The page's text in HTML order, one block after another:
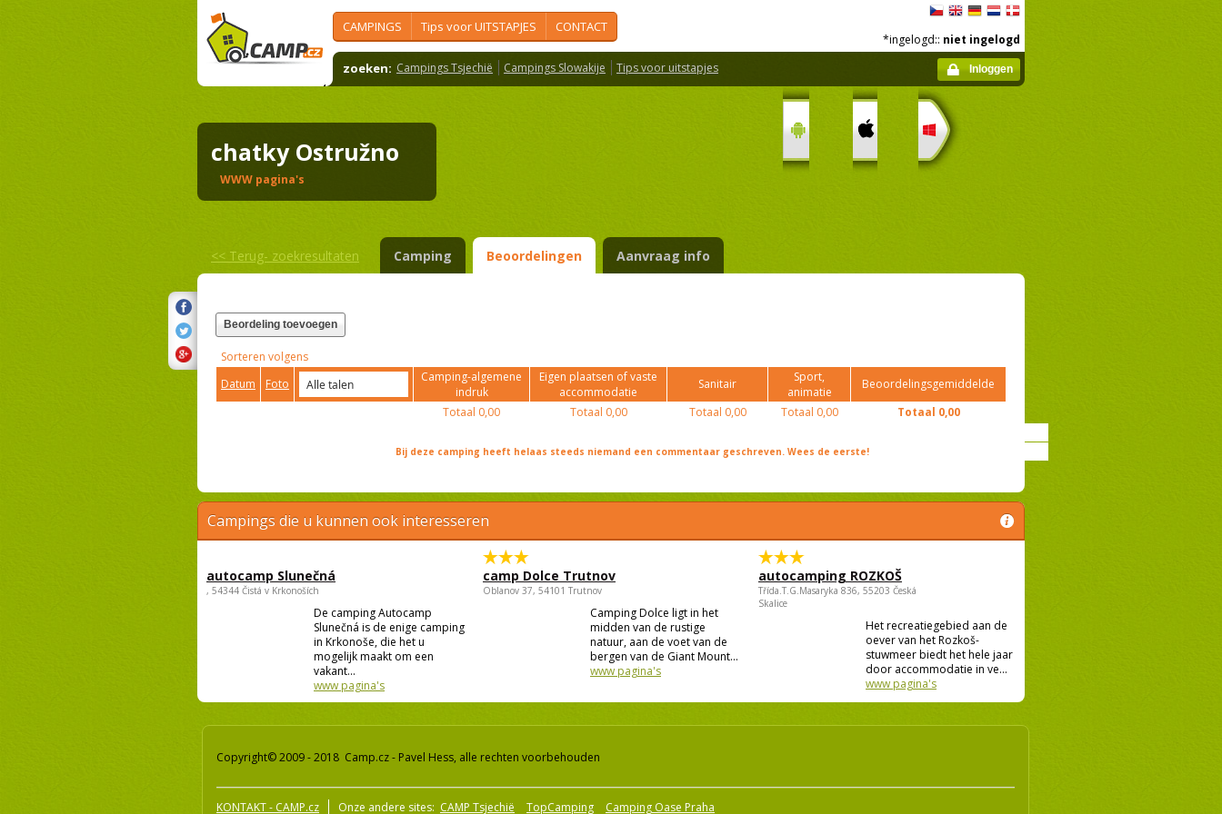
CAMPINGS Tips voor UITSTAPJES CONTACT
zoeken: Campings Tsjechië Campings Slowakije Tips voor uitstapjes
*ingelogd:: niet ingelogd
Inloggen
chatky Ostružno
WWW pagina's
<< Terug- zoekresultaten Camping Beoordelingen Aanvraag info
Beordeling toevoegen
Sorteren volgens
Datum
Foto
Camping-algemene
indruk
Eigen plaatsen of vaste
accommodatie
Sanitair
Sport,
animatie
Beoordelingsgemiddelde
Totaal 0,00 Totaal 0,00 Totaal 0,00 Totaal 0,00 Totaal 0,00
Bij deze camping heeft helaas steeds niemand een commentaar geschreven. Wees de eerste!
Campings die u kunnen ook interesseren
autocamp Slunečná
, 54344 Čistá v Krkonoších
De camping Autocamp
Slunečná is de enige camping
in Krkonoše, die het u
mogelijk maakt om een
vakant...
www pagina's
camp Dolce Trutnov
Oblanov 37, 54101 Trutnov
Camping Dolce ligt in het
midden van de rustige
natuur, aan de voet van de
bergen van de Giant Mount...
www pagina's
autocamping ROZKOŠ
Třída.T.G.Masaryka 836, 55203 Česká
Skalice
Het recreatiegebied aan de
oever van het Rozkoš-
stuwmeer biedt het hele jaar
door accommodatie in ve...
www pagina's
Copyright© 2009 - 2018 Camp.cz - Pavel Hess, alle rechten voorbehouden
KONTAKT - CAMP.cz Onze andere sites: CAMP Tsjechië TopCamping Camping Oase Praha